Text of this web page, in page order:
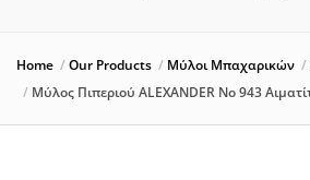
Home Our Products Μύλοι Μπαχαρικών
Μύλος Πιπεριού ALEXANDER Νο 943